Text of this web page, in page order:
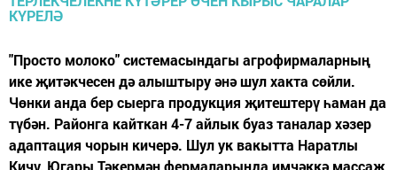
"Просто молоко" системасындагы агрофирмаларның
ике җитәкчесен дә алыштыру әнә шул хакта сөйли.
Чөнки анда бер сыерга продукция җитештерү һаман да
түбән. Районга кайткан 4-7 айлык буаз таналар хәзер
адаптация чорын кичерә. Шул ук вакытта Наратлы
Кичү, Югары Тәкермән фермаларында имчәккә массаж